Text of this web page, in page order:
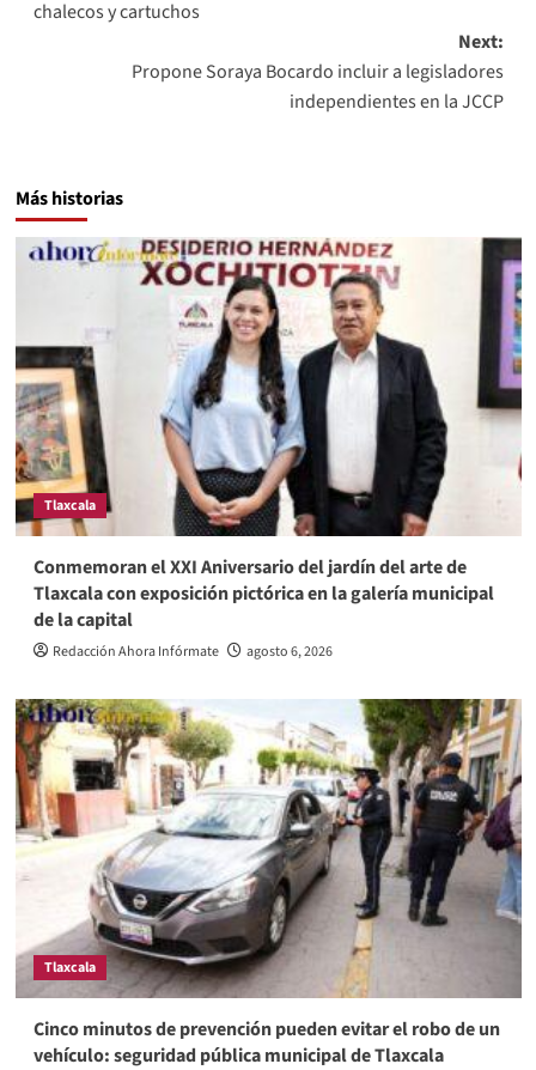
chalecos y cartuchos
Next:
Propone Soraya Bocardo incluir a legisladores
independientes en la JCCP
Más historias
Tlaxcala
Conmemoran el XXI Aniversario del jardín del arte de
Tlaxcala con exposición pictórica en la galería municipal
de la capital
Redacción Ahora Infórmate agosto 6, 2026
Tlaxcala
Cinco minutos de prevención pueden evitar el robo de un
vehículo: seguridad pública municipal de Tlaxcala